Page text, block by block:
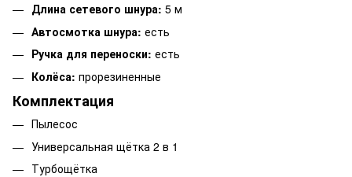
Длина сетевого шнура: 5 м
Автосмотка шнура: есть
Ручка для переноски: есть
Колёса: прорезиненные
Комплектация
Пылесос
Универсальная щётка 2 в 1
Турбощётка